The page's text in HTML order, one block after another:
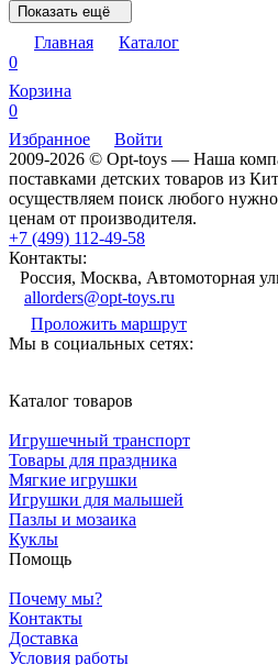
Показать ещё
Главная
Каталог
0
Корзина
0
Избранное
Войти
2009-2026 © Opt-toys — Наша
поставками детских товаров из
осуществляем поиск любого
ценам от производителя.
+7 (499) 112-49-58
Контакты:
Россия, Москва, Автомоторная
allorders@opt-toys.ru
Проложить маршрут
Мы в социальных сетях:
Каталог товаров
Игрушечный транспорт
Товары для праздника
Мягкие игрушки
Игрушки для малышей
Пазлы и мозаика
Куклы
Помощь
Почему мы?
Контакты
Доставка
Условия работы